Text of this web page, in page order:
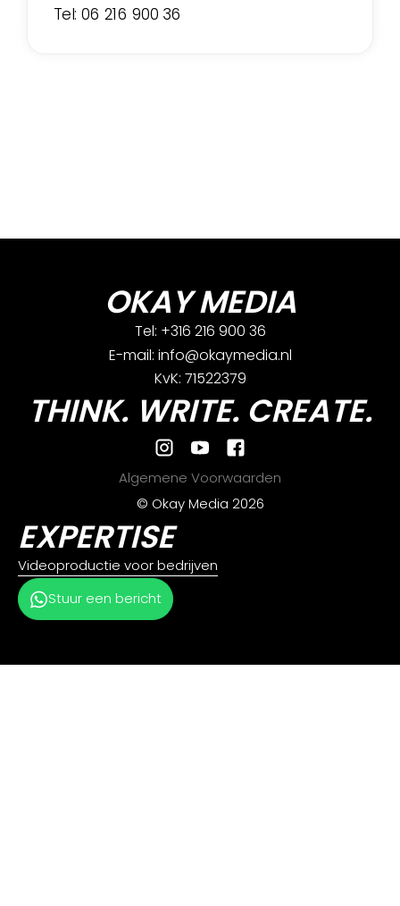
Tel: 06 216 900 36
OKAY MEDIA
Tel: +316 216 900 36
E-mail: info@okaymedia.nl
KvK: 71522379
THINK. WRITE. CREATE.
Algemene Voorwaarden
© Okay Media 2026
EXPERTISE
Videoproductie voor bedrijven
Stuur een bericht